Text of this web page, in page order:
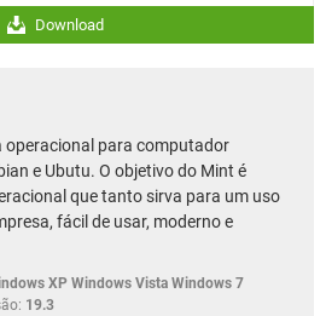
Download
operacional para computador
e Ubutu. O objetivo do Mint é
que tanto sirva para um uso
fácil de usar, moderno e
XP Windows Vista Windows 7
19.3